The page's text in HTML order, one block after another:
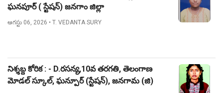
ఘనపూర్ ( స్టేషన్) జనగాం జిల్లా
ఆగస్టు 06, 2026 • T. VEDANTA SURY
నిశ్శబ్ద కోరిక : - D.రసన్య,10వ తరగతి, తెలంగాణ
మోడల్ స్కూల్, ఘన్పూర్ (స్టేషన్), జనగామ (జి)